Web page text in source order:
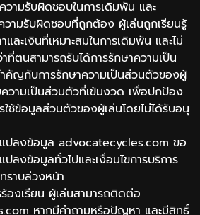
ามรับผิดชอบในการเดิมพัน และ
ามรับผิดชอบที่ถูกต้อง ผู้เล่นถูกเรียนรู้
าและเงินที่เหมาะสมในการเดิมพัน และไม่
ที่ตนสามารถรับได้การรักษาความเป็น
คัญกับการรักษาความเป็นส่วนตัวของผู้
ความเป็นส่วนตัวที่เข้มงวด เพื่อปกป้อง
ใช้ข้อมูลส่วนตัวของผู้เล่นโดยไม่ได้รับอนุ
แปลงข้อมูล advocatecycles.com ขอ
ปลงข้อมูลทั่วไปและเงื่อนไขการบริการ
ราบล่วงหน้า
องเรียน ผู้เล่นสามารถติดต่อ
หากมีคำถามหรือปัญหา และมีสิทธิ์